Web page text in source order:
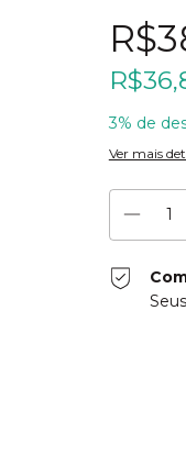
3% de
Ver mais